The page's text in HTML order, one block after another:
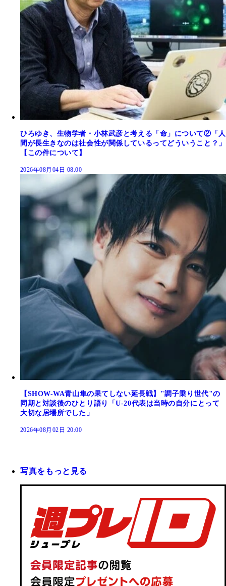
ひろゆき、生物学者・小林武彦と考える「命」について②「人
間が長生きなのは社会性が関係しているってどういうこと？」
【この件について】
2026年08月04日 08:00
【SHOW-WA青山隼の果てしない延長戦】"調子乗り世代"の
同期と対談後のひとり語り「U-20代表は当時の自分にとって
大切な居場所でした」
2026年08月02日 20:00
写真をもっと見る